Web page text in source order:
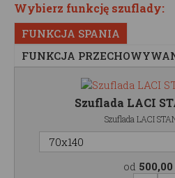
Wybierz funkcję szuflady:
FUNKCJA SPANIA
FUNKCJA
Szuflada LACI
Szuflada LACI
od 500,00